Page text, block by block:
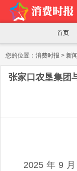
首页
您的位置：消费时报 > 新闻
张家口农垦集团
2025 年 9